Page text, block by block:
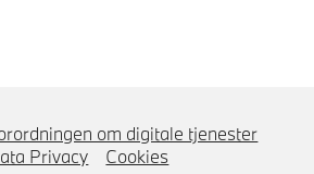
om digitale tjenester
Privacy
Cookies